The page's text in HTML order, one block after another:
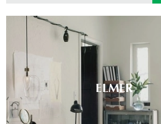
ELMER